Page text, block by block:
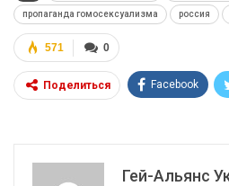
пропаганда гомосексуализма россия
0
571
Поделиться Facebook
Гей-Альянс